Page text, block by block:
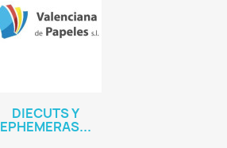
DIECUTS Y
EPHEMERAS...